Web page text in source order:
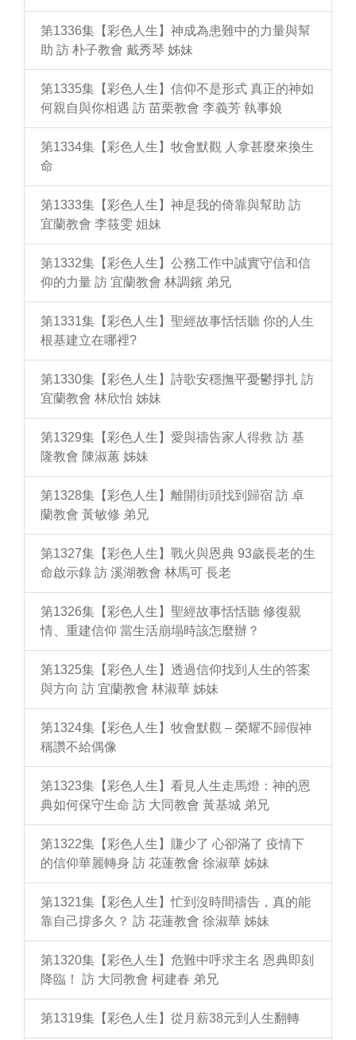
第1336集【彩色人生】神成為患難中的力量與幫
助 訪 朴子教會 戴秀琴 姊妹
第1335集【彩色人生】信仰不是形式 真正的神如
何親自與你相遇 訪 苗栗教會 李義芳 執事娘
第1334集【彩色人生】牧會默觀 人拿甚麼來換生
命
第1333集【彩色人生】神是我的倚靠與幫助 訪
宜蘭教會 李筱雯 姐妹
第1332集【彩色人生】公務工作中誠實守信和信
仰的力量 訪 宜蘭教會 林調鑌 弟兄
第1331集【彩色人生】聖經故事恬恬聽 你的人生
根基建立在哪裡?
第1330集【彩色人生】詩歌安穩撫平憂鬱掙扎 訪
宜蘭教會 林欣怡 姊妹
第1329集【彩色人生】愛與禱告家人得救 訪 基
隆教會 陳淑蕙 姊妹
第1328集【彩色人生】離開街頭找到歸宿 訪 卓
蘭教會 黃敏修 弟兄
第1327集【彩色人生】戰火與恩典 93歲長老的生
命啟示錄 訪 溪湖教會 林馬可 長老
第1326集【彩色人生】聖經故事恬恬聽 修復親
情、重建信仰 當生活崩塌時該怎麼辦？
第1325集【彩色人生】透過信仰找到人生的答案
與方向 訪 宜蘭教會 林淑華 姊妹
第1324集【彩色人生】牧會默觀 – 榮耀不歸假神
稱讚不給偶像
第1323集【彩色人生】看見人生走馬燈：神的恩
典如何保守生命 訪 大同教會 黃基城 弟兄
第1322集【彩色人生】賺少了 心卻滿了 疫情下
的信仰華麗轉身 訪 花蓮教會 徐淑華 姊妹
第1321集【彩色人生】忙到沒時間禱告，真的能
靠自己撐多久？ 訪 花蓮教會 徐淑華 姊妹
第1320集【彩色人生】危難中呼求主名 恩典即刻
降臨！ 訪 大同教會 柯建春 弟兄
第1319集【彩色人生】從月薪38元到人生翻轉